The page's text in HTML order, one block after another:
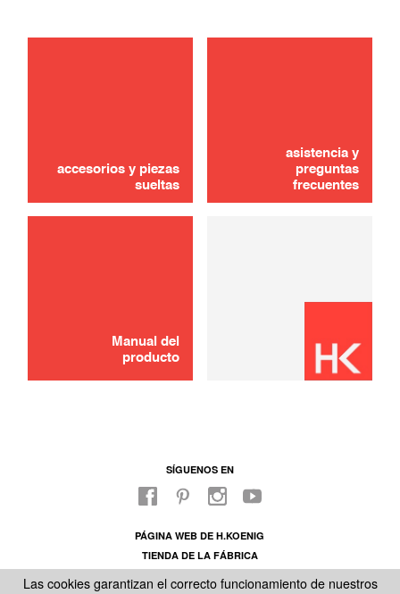
accesorios y piezas
sueltas
asistencia y
preguntas
frecuentes
Manual del
producto
AGOTADO 🔔
SÍGUENOS EN
PÁGINA WEB DE H.KOENIG
TIENDA DE LA FÁBRICA
Las cookies garantizan el correcto funcionamiento de nuestros